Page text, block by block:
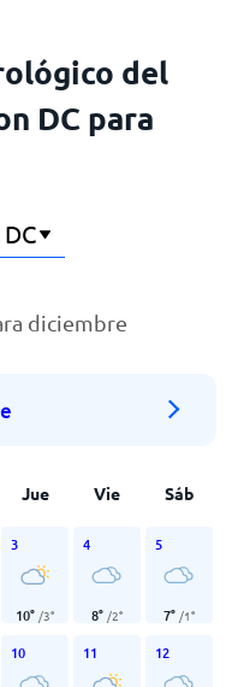
del
DC para
diciembre
Jue Vie Sáb
3
10° /3°
4
8° /2°
5
7° /1°
10 11 12